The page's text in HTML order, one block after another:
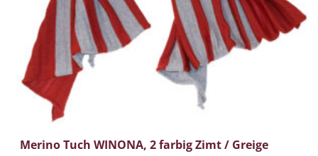
Merino Tuch WINONA, 2 farbig Zimt / Greige